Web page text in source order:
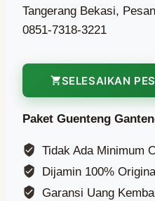
Tangerang Bekasi,
0851-7318-3221
SELESAIKAN
Paket Guenteng
Tidak Ada Minimum
Dijamin 100%
Garansi Uang